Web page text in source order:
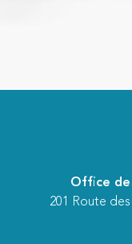
Office de
201 Route